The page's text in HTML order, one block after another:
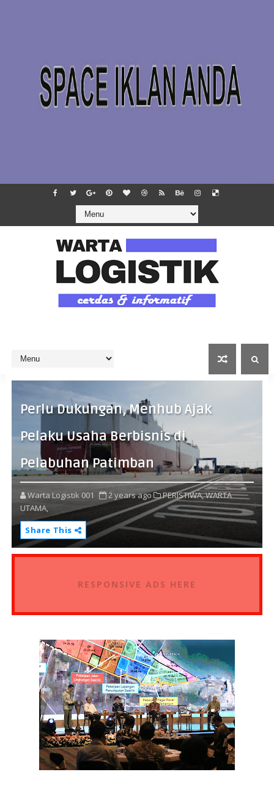
Perlu Dukungan, Menhub Ajak
Pelaku Usaha Berbisnis di
Pelabuhan Patimban
Warta Logistik 001 2 years ago PERISTIWA,WARTA
UTAMA,
Share This
RESPONSIVE ADS HERE